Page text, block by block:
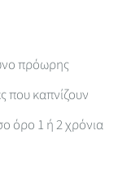
πρόωρης
που καπνίζουν
όρο 1 ή 2 χρόνια